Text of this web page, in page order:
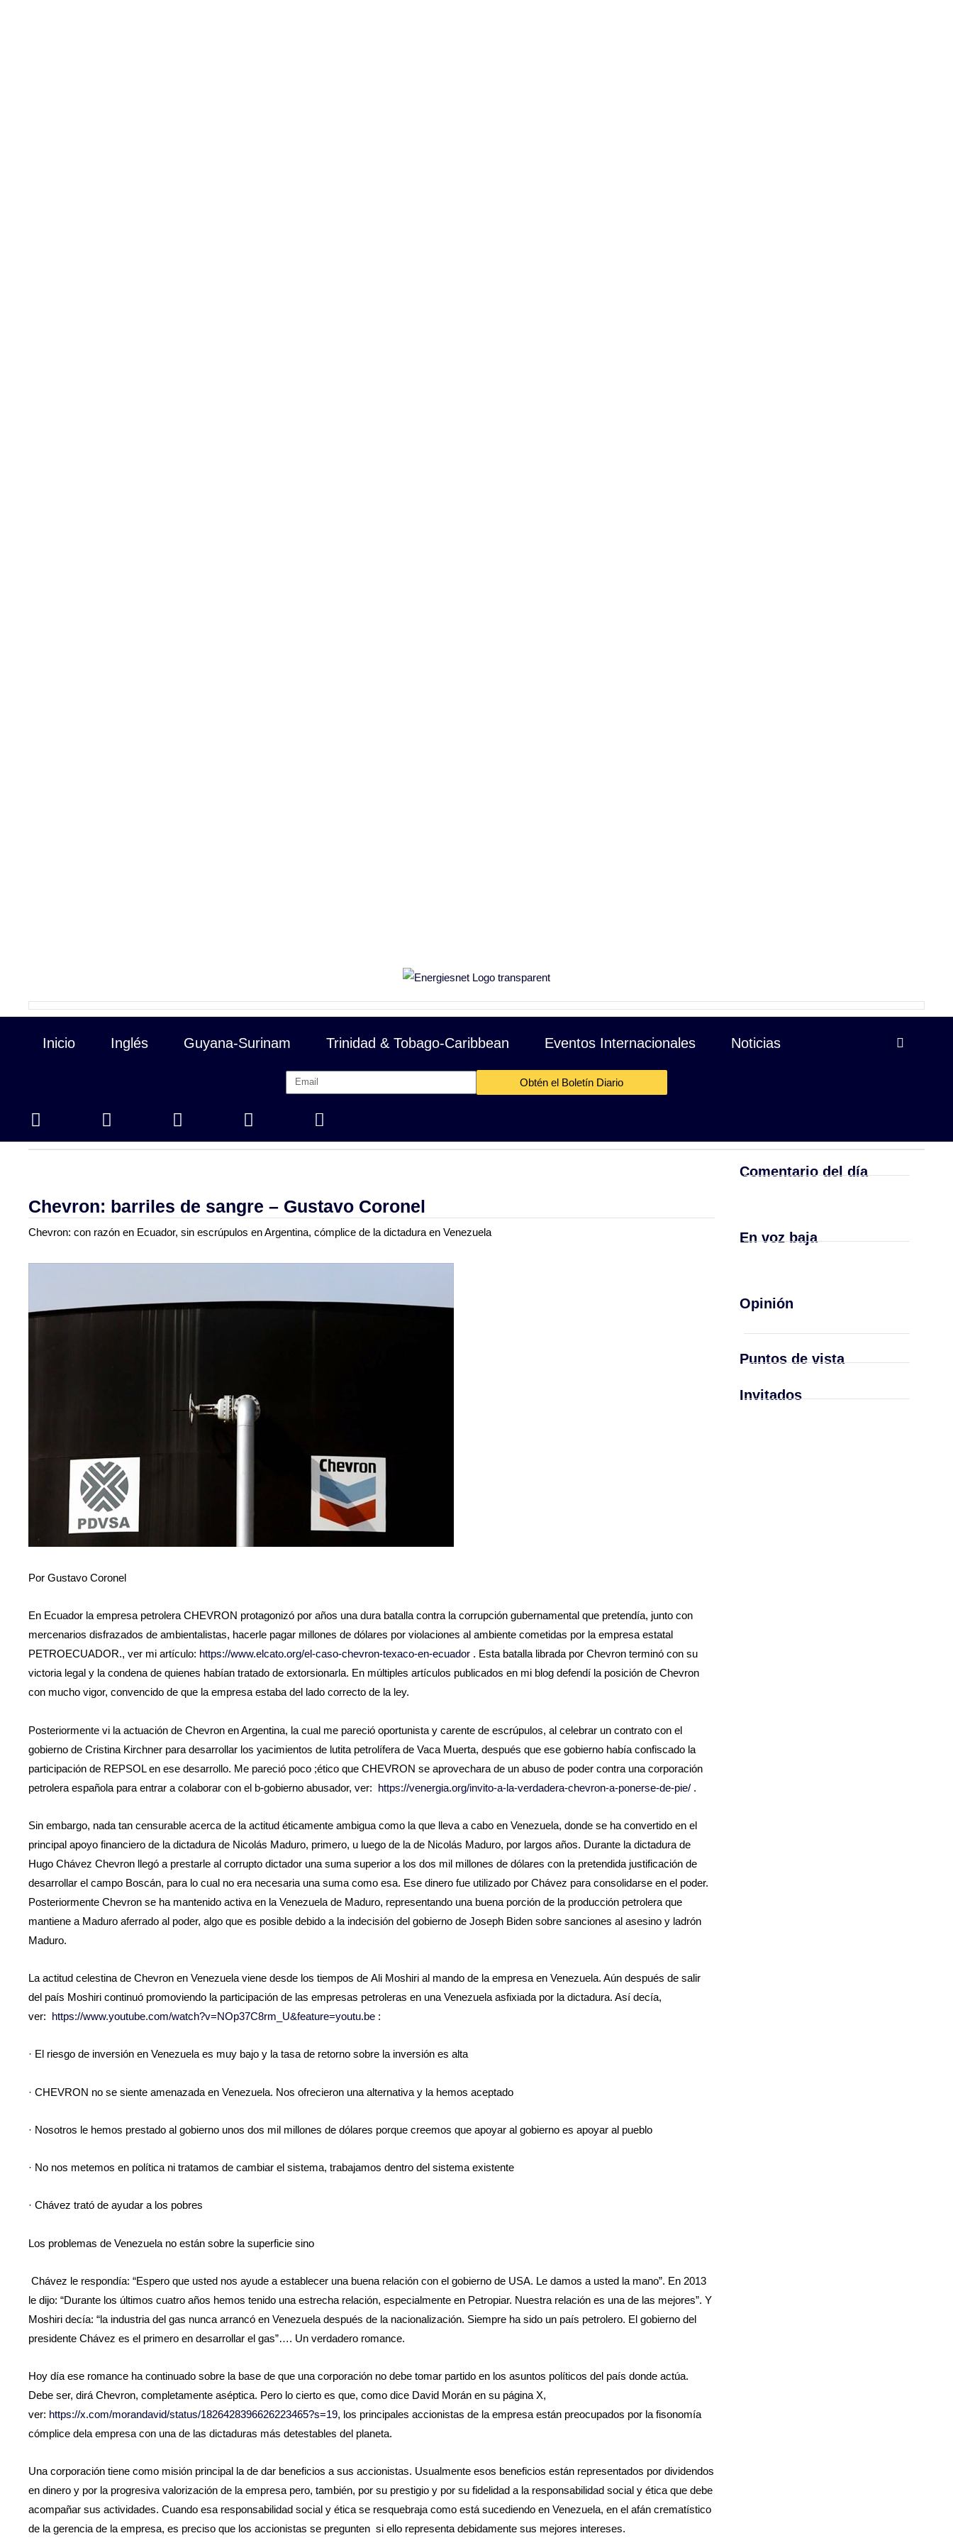
Inicio Inglés Guyana-Surinam Trinidad & Tobago-Caribbean Eventos Internacionales Noticias
Obtén el Boletín Diario
Chevron: barriles de sangre – Gustavo Coronel
Chevron: con razón en Ecuador, sin escrúpulos en Argentina, cómplice de la dictadura en Venezuela
Por Gustavo Coronel
En Ecuador la empresa petrolera CHEVRON protagonizó por años una dura batalla contra la corrupción gubernamental que pretendía, junto con
mercenarios disfrazados de ambientalistas, hacerle pagar millones de dólares por violaciones al ambiente cometidas por la empresa estatal
PETROECUADOR., ver mi artículo: https://www.elcato.org/el-caso-chevron-texaco-en-ecuador . Esta batalla librada por Chevron terminó con su
victoria legal y la condena de quienes habían tratado de extorsionarla. En múltiples artículos publicados en mi blog defendí la posición de Chevron
con mucho vigor, convencido de que la empresa estaba del lado correcto de la ley.
Posteriormente vi la actuación de Chevron en Argentina, la cual me pareció oportunista y carente de escrúpulos, al celebrar un contrato con el
gobierno de Cristina Kirchner para desarrollar los yacimientos de lutita petrolífera de Vaca Muerta, después que ese gobierno había confiscado la
participación de REPSOL en ese desarrollo. Me pareció poco ;ético que CHEVRON se aprovechara de un abuso de poder contra una corporación
petrolera española para entrar a colaborar con el b-gobierno abusador, ver: https://venergia.org/invito-a-la-verdadera-chevron-a-ponerse-de-pie/ .
Sin embargo, nada tan censurable acerca de la actitud éticamente ambigua como la que lleva a cabo en Venezuela, donde se ha convertido en el
principal apoyo financiero de la dictadura de Nicolás Maduro, primero, u luego de la de Nicolás Maduro, por largos años. Durante la dictadura de
Hugo Chávez Chevron llegó a prestarle al corrupto dictador una suma superior a los dos mil millones de dólares con la pretendida justificación de
desarrollar el campo Boscán, para lo cual no era necesaria una suma como esa. Ese dinero fue utilizado por Chávez para consolidarse en el poder.
Posteriormente Chevron se ha mantenido activa en la Venezuela de Maduro, representando una buena porción de la producción petrolera que
mantiene a Maduro aferrado al poder, algo que es posible debido a la indecisión del gobierno de Joseph Biden sobre sanciones al asesino y ladrón
Maduro.
La actitud celestina de Chevron en Venezuela viene desde los tiempos de Ali Moshiri al mando de la empresa en Venezuela. Aún después de salir
del país Moshiri continuó promoviendo la participación de las empresas petroleras en una Venezuela asfixiada por la dictadura. Así decía,
ver: https://www.youtube.com/watch?v=NOp37C8rm_U&feature=youtu.be :
· El riesgo de inversión en Venezuela es muy bajo y la tasa de retorno sobre la inversión es alta
· CHEVRON no se siente amenazada en Venezuela. Nos ofrecieron una alternativa y la hemos aceptado
· Nosotros le hemos prestado al gobierno unos dos mil millones de dólares porque creemos que apoyar al gobierno es apoyar al pueblo
· No nos metemos en política ni tratamos de cambiar el sistema, trabajamos dentro del sistema existente
· Chávez trató de ayudar a los pobres
Los problemas de Venezuela no están sobre la superficie sino
Chávez le respondía: “Espero que usted nos ayude a establecer una buena relación con el gobierno de USA. Le damos a usted la mano”. En 2013
le dijo: “Durante los últimos cuatro años hemos tenido una estrecha relación, especialmente en Petropiar. Nuestra relación es una de las mejores”. Y
Moshiri decía: “la industria del gas nunca arrancó en Venezuela después de la nacionalización. Siempre ha sido un país petrolero. El gobierno del
presidente Chávez es el primero en desarrollar el gas”…. Un verdadero romance.
Hoy día ese romance ha continuado sobre la base de que una corporación no debe tomar partido en los asuntos políticos del país donde actúa.
Debe ser, dirá Chevron, completamente aséptica. Pero lo cierto es que, como dice David Morán en su página X,
ver: https://x.com/morandavid/status/1826428396626223465?s=19, los principales accionistas de la empresa están preocupados por la fisonomía
cómplice dela empresa con una de las dictaduras más detestables del planeta.
Una corporación tiene como misión principal la de dar beneficios a sus accionistas. Usualmente esos beneficios están representados por dividendos
en dinero y por la progresiva valorización de la empresa pero, también, por su prestigio y por su fidelidad a la responsabilidad social y ética que debe
acompañar sus actividades. Cuando esa responsabilidad social y ética se resquebraja como está sucediendo en Venezuela, en el afán crematístico
de la gerencia de la empresa, es preciso que los accionistas se pregunten si ello representa debidamente sus mejores intereses.
Comentario del día
En voz baja
Opinión
Puntos de vista
Invitados